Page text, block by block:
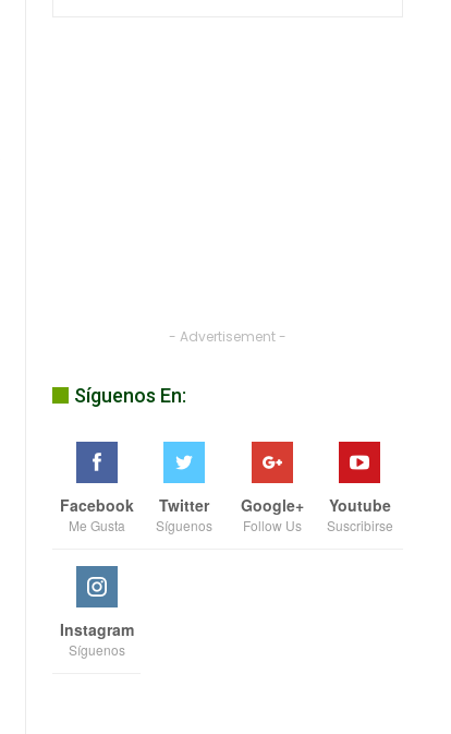
- Advertisement -
Síguenos En:
Facebook
Me Gusta
Twitter
Síguenos
Google+
Follow Us
Youtube
Suscribirse
Instagram
Síguenos